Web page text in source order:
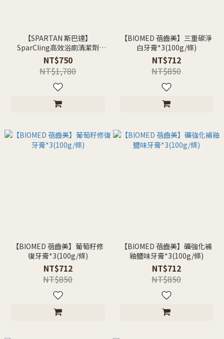
【SPARTAN 斯巴達】
SparCling高效浴廁清潔劑
(946ml)
NT$750
NT$1,780
【BIOMED 蓓齒美】三重碳淨
白牙膏*3(100g/條)
NT$712
NT$850
【BIOMED 蓓齒美】葡萄籽修
復牙膏*3(100g/條)
NT$712
NT$850
【BIOMED 蓓齒美】礦強化補
釉鹽味牙膏*3(100g/條)
NT$712
NT$850